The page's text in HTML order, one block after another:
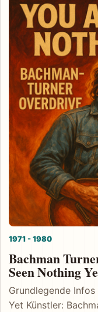
1971 - 1980
Bachman
Seen Nothing
Grundlegende Infos
Yet Künstler: